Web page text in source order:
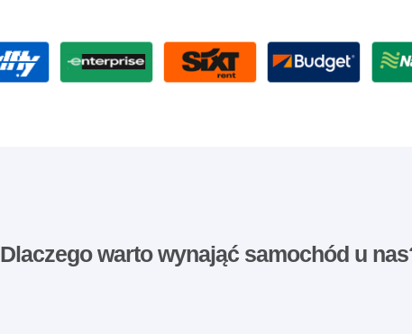
Dlaczego warto wynająć samochód u